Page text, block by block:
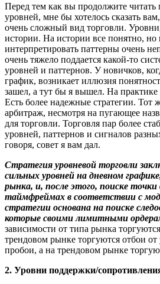
Перед тем как вы продолжите читать
уровней, мне бы хотелось сказать
очень сложный вид торговли.
истории. На истории все понятно, но
интерпретировать паттерны очень
очень тяжело поддается какой-то
уровней и паттернов. У новичков,
график, возникает иллюзия
зашел, а тут бы я вышел. На практике
Есть более надежные стратегии. Тот
арбитраж, несмотря на пугающее
для торговли. Торговля пар более
уровней, паттернов и сигналов
говоря, совет я вам дал.
Стратегия уровневой торговли
сильных уровней на дневном
рынка, и, после этого, поиске
таймфреймах в соответствии с
стратегии основана на поиске
которые своими лимитными
зависимости от типа рынка
трендовом рынке торгуются отбои
пробои, а на трендовом рынке
2. Уровни поддержки/